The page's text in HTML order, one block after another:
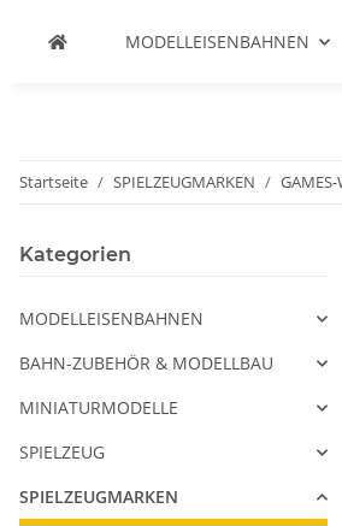
MODELLEISENBAHNEN
Startseite SPIELZEUGMARKEN
Kategorien
MODELLEISENBAHNEN
BAHN-ZUBEHÖR & MODELLBAU
MINIATURMODELLE
SPIELZEUG
SPIELZEUGMARKEN